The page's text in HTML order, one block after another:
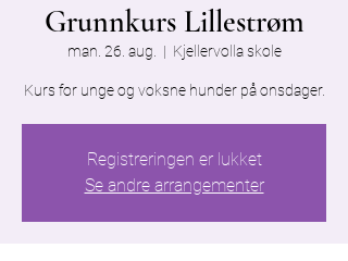
Grunnkurs Lillestrøm
man. 26. aug.
  |
Kjellervolla skole
Kurs for unge og voksne hunder på onsdager.
Registreringen er lukket
Se andre arrangementer